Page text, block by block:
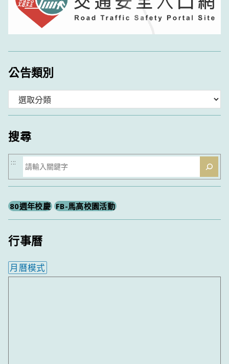
公告類別
類
搜尋
搜
尋
:::
80週年校慶 FB-馬高校園活動
行事曆
月曆模式